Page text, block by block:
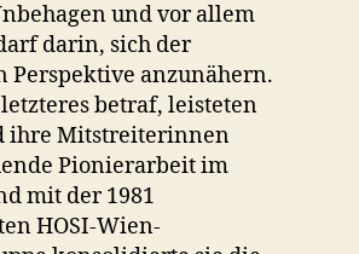
und vor allem
darin, sich der
Perspektive anzunähern.
betraf, leisteten
ihre Mitstreiterinnen
Pionierarbeit im
mit der 1981
HOSI-Wien-